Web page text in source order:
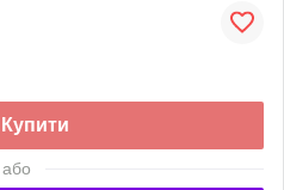
Купити
або